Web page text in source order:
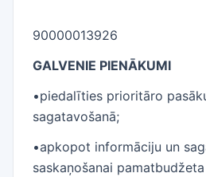
90000013926
GALVENIE PIENĀKUMI
•piedalīties prioritāro
sagatavošanā;
•apkopot informāciju un
saskaņošanai